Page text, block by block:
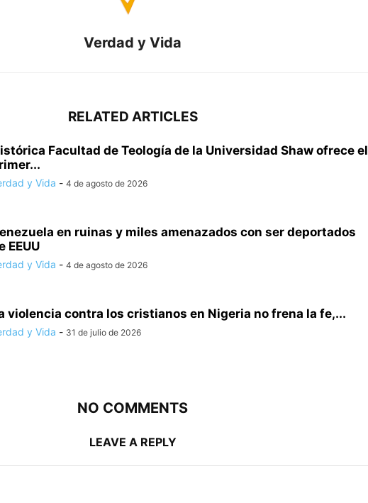
Verdad y Vida
RELATED ARTICLES
Facultad de Teología de la Universidad Shaw ofrece el
y Vida - 4 de agosto de 2026
en ruinas y miles amenazados con ser deportados
EEUU
y Vida - 4 de agosto de 2026
violencia contra los cristianos en Nigeria no frena la fe,...
y Vida - 31 de julio de 2026
NO COMMENTS
LEAVE A REPLY